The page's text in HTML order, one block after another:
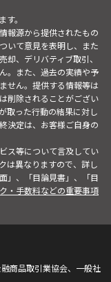
。
報源から提供されたもの
いて意見を表明し、また
、デリバティブ取引、
。また、過去の実績や予
せん。提供する情報等は
削除されることがござい
取った行動の結果に対し
決定は、お客様ご自身の
ス等について言及してい
は異なりますので、詳し
」、「目論見書」、「目
・手数料などの重要事項
商品取引業協会、一般社